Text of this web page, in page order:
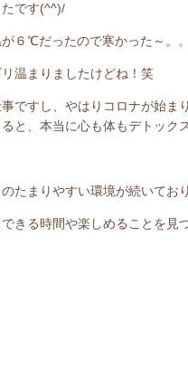
です(^^)/
６℃だったので寒かった～。。
温まりましたけどね！笑
ですし、やはりコロナが始
と、本当に心も体もデトッ
たまりやすい環境が続いてお
きる時間や楽しめることを